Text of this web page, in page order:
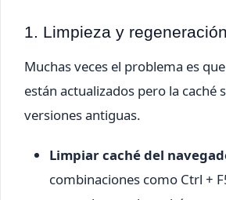
1. Limpieza y
Muchas veces el problema es
están actualizados pero la caché
versiones antiguas.
Limpiar caché del
combinaciones como Ctrl +